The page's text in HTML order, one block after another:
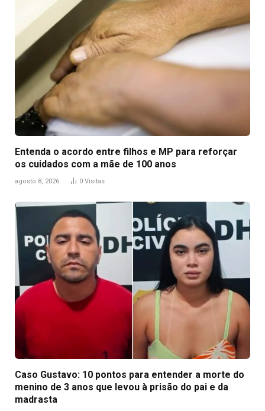
Entenda o acordo entre filhos e MP para reforçar
os cuidados com a mãe de 100 anos
agosto 8, 2026 0 Visitas
Caso Gustavo: 10 pontos para entender a morte do
menino de 3 anos que levou à prisão do pai e da
madrasta